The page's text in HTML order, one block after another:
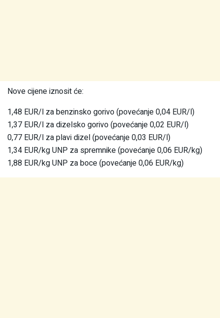
Nove cijene iznosit će:
1,48 EUR/l za benzinsko gorivo (povećanje 0,04 EUR/l)
1,37 EUR/l za dizelsko gorivo (povećanje 0,02 EUR/l)
0,77 EUR/l za plavi dizel (povećanje 0,03 EUR/l)
1,34 EUR/kg UNP za spremnike (povećanje 0,06 EUR/kg)
1,88 EUR/kg UNP za boce (povećanje 0,06 EUR/kg)